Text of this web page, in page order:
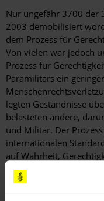
Nur ungefähr 3700 der
2003 demobilisiert
dem Prozess für
Von vielen war jedoch
Prozess für
Paramilitärs ein
legten Geständnisse
belasteten andere,
und Militär. Der
internationalen
auf Wahrheit,
Rund 90% derjenigen,
entgingen weiterhin